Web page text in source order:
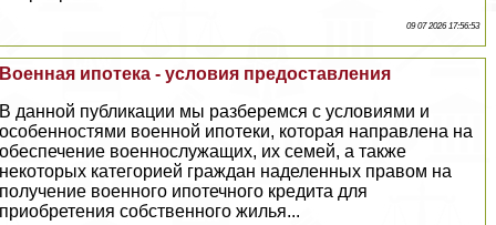
09 07 2026 17:56:53
Военная ипотека - условия предоставления
В данной публикации мы разберемся с условиями и
особенностями военной ипотеки, которая направлена на
обеспечение военнослужащих, их семей, а также
некоторых категорией граждан наделенных правом на
получение военного ипотечного кредита для
приобретения собственного жилья...